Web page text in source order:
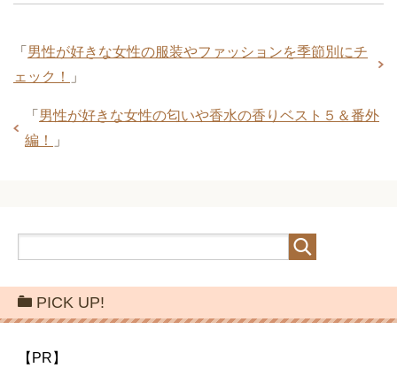
「 男性が好きな女性の服装やファッションを季節別にチ
ェック！
」
「 男性が好きな女性の匂いや香水の香りベスト５＆番外
編！
」
PICK UP!
【PR】